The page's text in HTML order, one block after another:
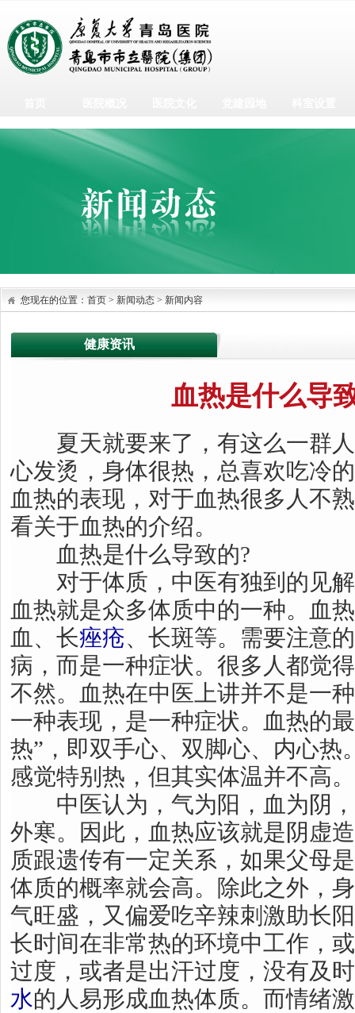
您现在的位置： 首页 > 新闻动态 > 新闻内容
健康资讯
血热是什么导
夏天就要来了，有这么一群人
心发烫，身体很热，总喜欢吃冷
血热的表现，对于血热很多人不
看关于血热的介绍。
血热是什么导致的?
对于体质，中医有独到的见解
血热就是众多体质中的一种。血
血、长痤疮、长斑等。需要注意
病，而是一种症状。很多人都觉
不然。血热在中医上讲并不是一
一种表现，是一种症状。血热的
热”，即双手心、双脚心、内心热
感觉特别热，但其实体温并不高。
中医认为，气为阳，血为阴，
外寒。因此，血热应该就是阴虚
质跟遗传有一定关系，如果父母
体质的概率就会高。除此之外，
气旺盛，又偏爱吃辛辣刺激助长
长时间在非常热的环境中工作，
过度，或者是出汗过度，没有及
水的人易形成血热体质。而情绪